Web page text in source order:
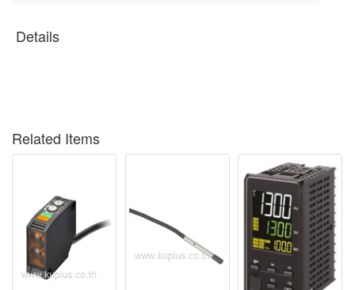
Details
Related Items